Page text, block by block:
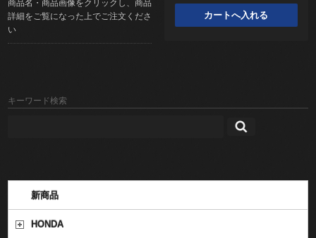
商品名・商品画像をクリックし、商品
詳細をご覧になった上でご注文くださ
い
キーワード検索
新商品
HONDA